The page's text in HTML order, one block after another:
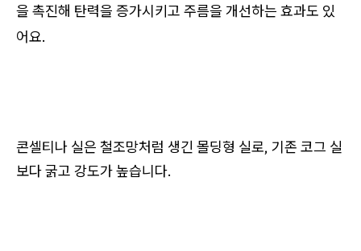
을 촉진해 탄력을 증가시키고 주름을 개선하는 효과도 있
어요.
콘셀티나 실은 철조망처럼 생긴 몰딩형 실로, 기존 코그 실
보다 굵고 강도가 높습니다.